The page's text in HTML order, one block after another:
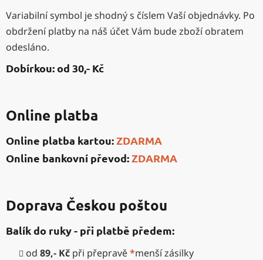
Variabilní symbol je shodný s číslem Vaší objednávky. Po
obdržení platby na náš účet Vám bude zboží obratem
odesláno.
Dobírkou: od 30,- Kč
Online platba
Online platba kartou:ZDARMA
Online bankovní převod:ZDARMA
Doprava Českou poštou
Balík do ruky - při platbě předem:
od 89,- Kč při přepravě*menší zásilky